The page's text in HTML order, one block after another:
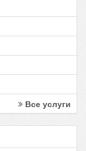
Все услуги